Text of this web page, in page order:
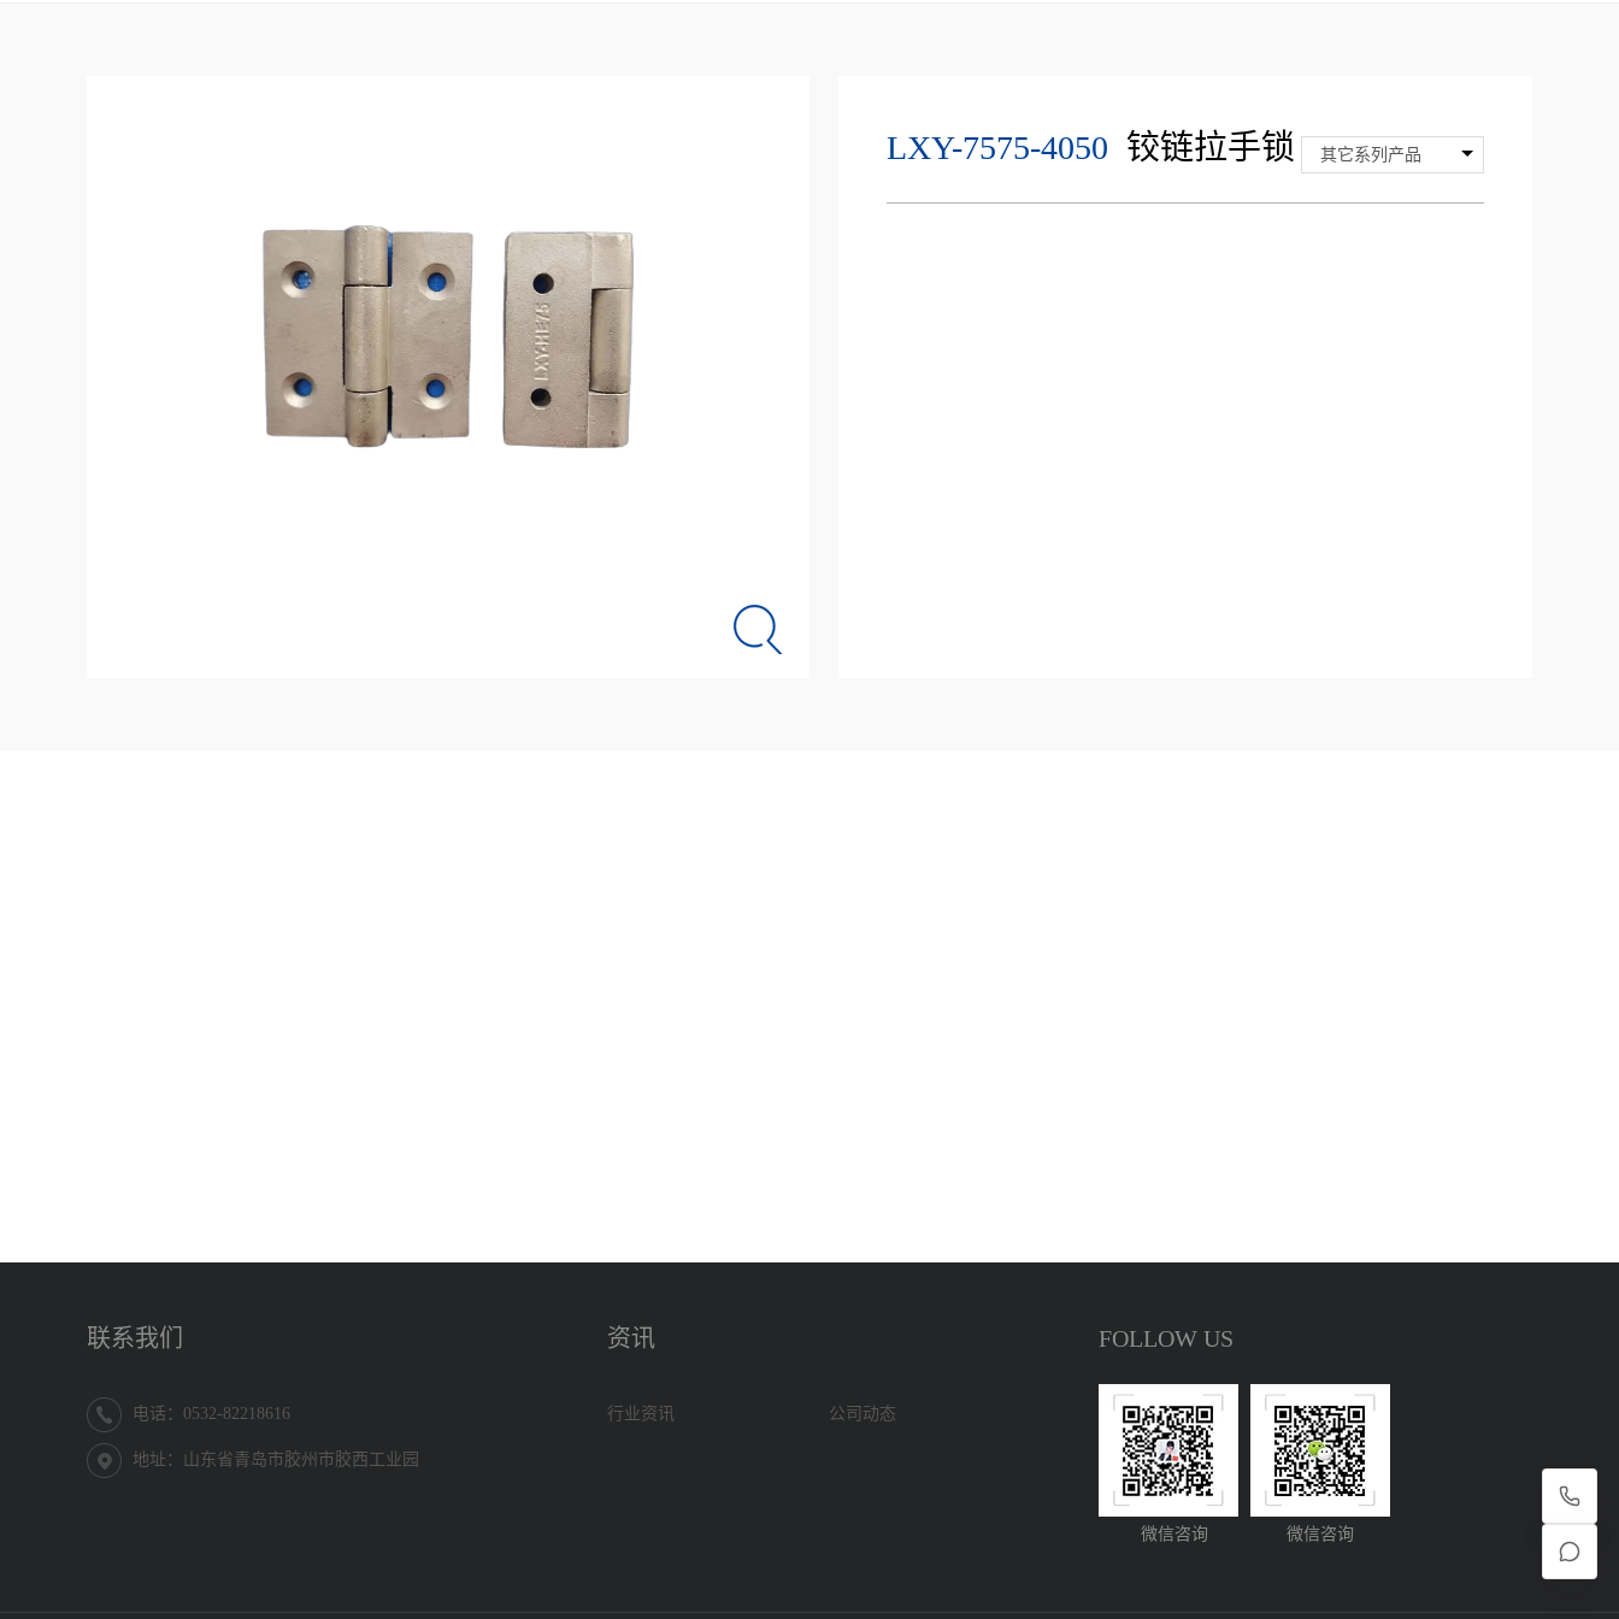
LXY-7575-4050 铰链拉手锁 其它系列产品
联系我们
电话：0532-82218616
地址：山东省青岛市胶州市胶西工业园
资讯
行业资讯 公司动态
FOLLOW US
微信咨询 微信咨询